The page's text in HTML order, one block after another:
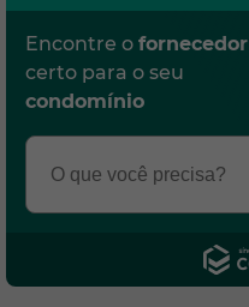
Encontre o fornecedor
certo para o seu
condomínio